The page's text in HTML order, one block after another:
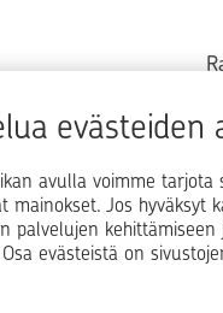
evästeiden
avulla voimme
mainokset. Jos hyväksyt
palvelujen
evästeistä on